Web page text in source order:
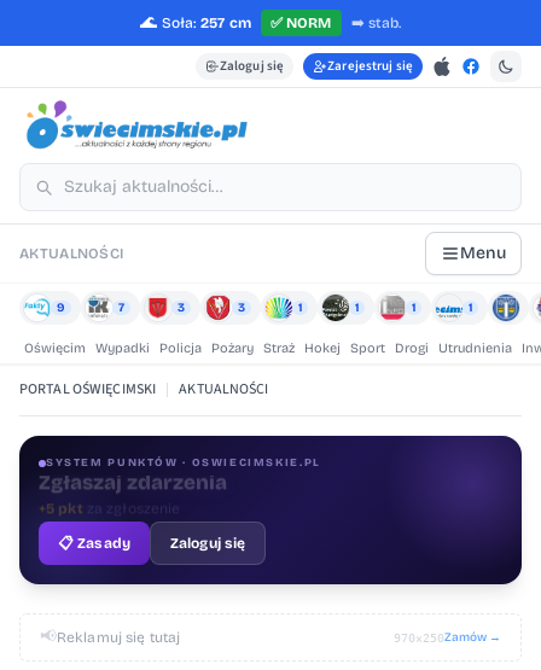
🌊 Soła: 257 cm ✅NORM ➡️ stab.
Zaloguj się Zarejestruj się
AKTUALNOŚCI Menu
9 7 3 3 1 1 1 1
Oświęcim Wypadki Policja Pożary Straż Hokej Sport Drogi Utrudnienia
PORTAL OŚWIĘCIMSKI | AKTUALNOŚCI
SYSTEM PUNKTÓW · OSWIECIMSKIE.PL
Oceniaj treści
+1 pktza ocenę
📋 Zasady
Zaloguj się
📢Reklamuj się tutaj 970×250Zamów →